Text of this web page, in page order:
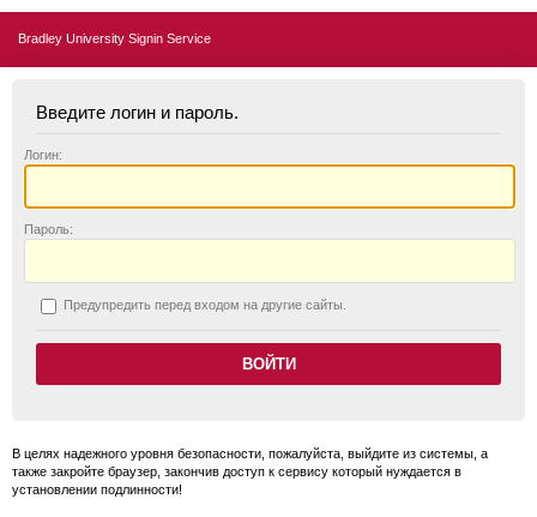
Bradley University Signin Service
Введите логин и пароль.
Логин:
Пароль:
Предупредить перед входом на другие сайты.
В целях надежного уровня безопасности, пожалуйста, выйдите из системы, а
также закройте браузер, закончив доступ к сервису который нуждается в
установлении подлинности!